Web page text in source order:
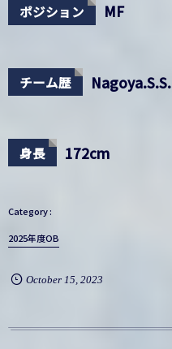
ポジション MF
チーム歴 Nagoya.S.S.
身長 172cm
2025年度OB
October 15, 2023